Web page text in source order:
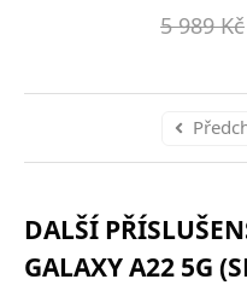
5 989 Kč
DALŠÍ
GALAXY A22 5G